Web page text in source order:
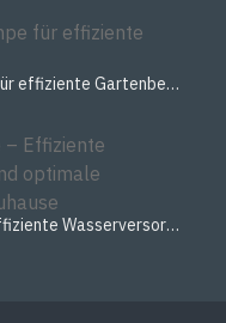
Bewässerungspumpe für effiziente Gartenbewässerung
Zentrifugal Pumpe – Effiziente Wasserversorgung und optimale Förderhöhe für Ihr Zuhause